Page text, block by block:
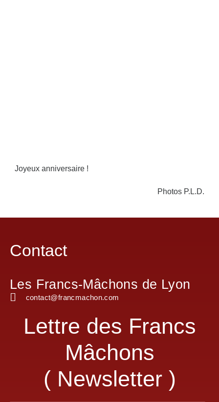
Joyeux anniversaire !
Photos P.L.D.
Contact
Les Francs-Mâchons de Lyon
contact@francmachon.com
Lettre des Francs
Mâchons
( Newsletter )